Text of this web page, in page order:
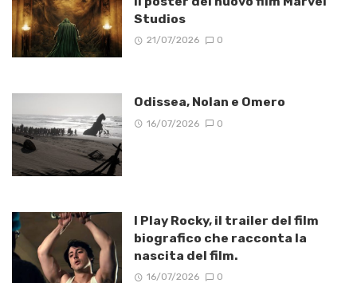
Studios
21/07/2026 0
Odissea, Nolan e Omero
16/07/2026 0
I Play Rocky, il trailer del film
biografico che racconta la
nascita del film.
16/07/2026 0